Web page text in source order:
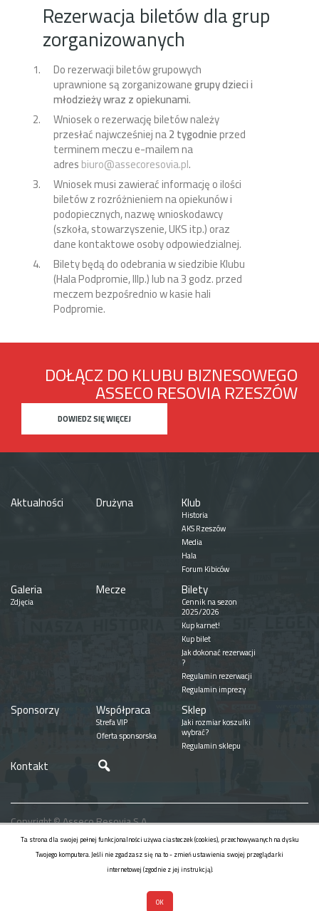
Rezerwacja biletów dla grup
zorganizowanych
Do rezerwacji biletów grupowych
uprawnione są zorganizowanegrupy dzieci i
młodzieży wraz z opiekunami.
Wniosek o rezerwację biletów należy
przesłać najwcześniej na2 tygodnieprzed
terminem meczu e-mailem na
adresbiuro@assecoresovia.pl.
Wniosek musi zawierać informację o ilości
biletów z rozróżnieniem na opiekunów i
podopiecznych, nazwę wnioskodawcy
(szkoła, stowarzyszenie, UKS itp.) oraz
dane kontaktowe osoby odpowiedzialnej.
Bilety będą do odebrania w siedzibie Klubu
(Hala Podpromie, IIIp.) lub na 3 godz. przed
meczem bezpośrednio w kasie hali
Podpromie.
DOŁĄCZ DO KLUBU BIZNESOWEGO
ASSECO RESOVIA RZESZÓW
DOWIEDZ SIĘ WIĘCEJ
Aktualności Drużyna Klub
Historia
AKS Rzeszów
Media
Hala
Forum Kibiców
Galeria
Zdjęcia
Mecze Bilety
Cennik na sezon
2025/2026
Kup karnet!
Kup bilet
Jak dokonać rezerwacji
?
Regulamin rezerwacji
Regulamin imprezy
Sponsorzy Współpraca
Strefa VIP
Oferta sponsorska
Sklep
Jaki rozmiar koszulki
wybrać?
Regulamin sklepu
Kontakt
Copyright © Asseco Resovia S.A.
Realizacja
Ta strona dla swojej pełnej funkcjonalności używa ciasteczek (cookies), przechowywanych na dysku
Twojego komputera. Jeśli nie zgadzasz się na to - zmień ustawienia swojej przeglądarki
internetowej (zgodnie z jej instrukcją).
OK